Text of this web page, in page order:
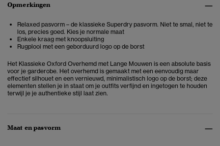
Opmerkingen
Relaxed pasvorm – de klassieke Superdry pasvorm. Niet te smal, niet te
los, precies goed. Kies je normale maat
Enkele kraag met knoopsluiting
Rugplooi met een geborduurd logo op de borst
Het Klassieke Oxford Overhemd met Lange Mouwen is een absolute basis
voor je garderobe. Het overhemd is gemaakt met een eenvoudig maar
effectief silhouet en een vernieuwd, minimalistisch logo op de borst; deze
elementen stellen je in staat om je outfits verfijnd en ingetogen te houden
terwijl je je authentieke stijl laat zien.
Maat en pasvorm